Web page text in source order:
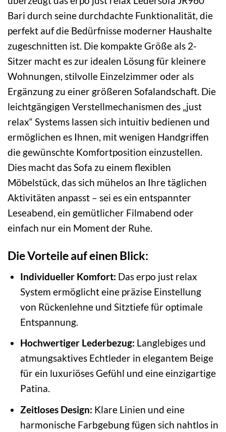
Bari durch seine durchdachte Funktionalität, die
perfekt auf die Bedürfnisse moderner Haushalte
zugeschnitten ist. Die kompakte Größe als 2-
Sitzer macht es zur idealen Lösung für kleinere
Wohnungen, stilvolle Einzelzimmer oder als
Ergänzung zu einer größeren Sofalandschaft. Die
leichtgängigen Verstellmechanismen des „just
relax“ Systems lassen sich intuitiv bedienen und
ermöglichen es Ihnen, mit wenigen Handgriffen
die gewünschte Komfortposition einzustellen.
Dies macht das Sofa zu einem flexiblen
Möbelstück, das sich mühelos an Ihre täglichen
Aktivitäten anpasst – sei es ein entspannter
Leseabend, ein gemütlicher Filmabend oder
einfach nur ein Moment der Ruhe.
Die Vorteile auf einen Blick:
Individueller Komfort: Das erpo just relax
System ermöglicht eine präzise Einstellung
von Rückenlehne und Sitztiefe für optimale
Entspannung.
Hochwertiger Lederbezug: Langlebiges und
atmungsaktives Echtleder in elegantem Beige
für ein luxuriöses Gefühl und eine einzigartige
Patina.
Zeitloses Design: Klare Linien und eine
harmonische Farbgebung fügen sich nahtlos in